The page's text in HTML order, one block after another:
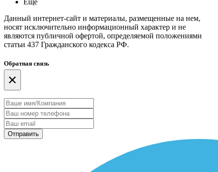
Данный интернет-сайт и материалы, размещенные на нем,
носят исключительно информационный характер и не
являются публичной офертой, определяемой положениями
статьи 437 Гражданского кодекса РФ.
Обратная связь
×
Отправить